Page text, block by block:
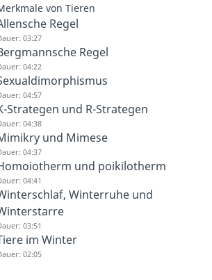
von Tieren
Regel
03:27
Regel
04:22
04:57
Strategen und R-Strategen
04:38
und Mimese
04:37
und poikilotherm
04:41
Winterruhe und
03:51
im Winter
02:05